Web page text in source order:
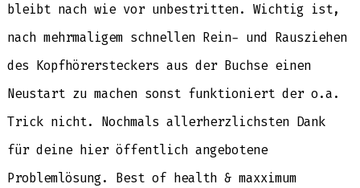
bleibt nach wie vor unbestritten. Wichtig ist,
nach mehrmaligem schnellen Rein- und Rausziehen
des Kopfhörersteckers aus der Buchse einen
Neustart zu machen sonst funktioniert der o.a.
Trick nicht. Nochmals allerherzlichsten Dank
für deine hier öffentlich angebotene
Problemlösung. Best of health & maxximum